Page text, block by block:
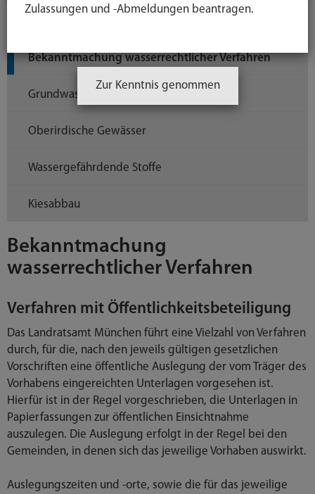
Bekanntmachung
wasserrechtlicher Verfahren
Verfahren mit Öffentlichkeitsbeteiligung
Das Landratsamt München führt eine Vielzahl von Verfahren
durch, für die, nach den jeweils gültigen gesetzlichen
Vorschriften eine öffentliche Auslegung der vom Träger des
Vorhabens eingereichten Unterlagen vorgesehen ist.
Hierfür ist in der Regel vorgeschrieben, die Unterlagen in
Papierfassungen zur öffentlichen Einsichtnahme
auszulegen. Die Auslegung erfolgt in der Regel bei den
Gemeinden, in denen sich das jeweilige Vorhaben auswirkt.
Auslegungszeiten und -orte, sowie die für das jeweilige
Bekanntmachung wasserrechtlicher Verfahren
Grundwasser
Oberirdische Gewässer
Wassergefährdende Stoffe
Kiesabbau
Zulassungen und -Abmeldungen beantragen.
Zur Kenntnis genommen